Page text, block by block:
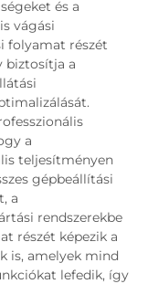
és a
vágási
folyamat részét
biztosítja a
a
teljesítményen
gépbeállítási
a
rendszerekbe
részét képezik a
is, amelyek mind
lefedik, így